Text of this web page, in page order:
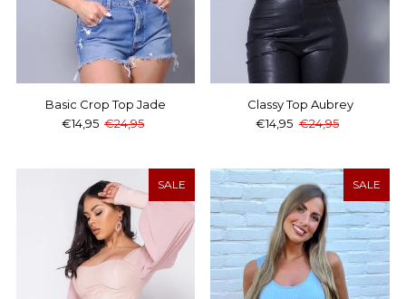
Basic Crop Top Jade
€14,95 €24,95
Classy Top Aubrey
€14,95 €24,95
SALE SALE